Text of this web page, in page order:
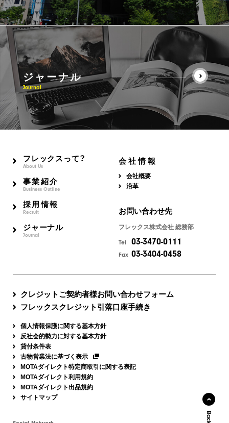
ジャーナル
Journal
フレックスって？
About Us
事業紹介
Business Outline
採用情報
Recruit
ジャーナル
Journal
会社情報
会社概要
沿革
お問い合わせ先
フレックス株式会社 総務部
Tel 03-3470-0111
Fax 03-3404-0458
クレジットご契約者様お問い合わせフォーム
フレックスクレジット引落口座手続き
個人情報保護に関する基本方針
反社会的勢力に対する基本方針
貸付条件表
古物営業法に基づく表示
MOTAダイレクト特定商取引に関する表記
MOTAダイレクト利用規約
MOTAダイレクト出品規約
サイトマップ